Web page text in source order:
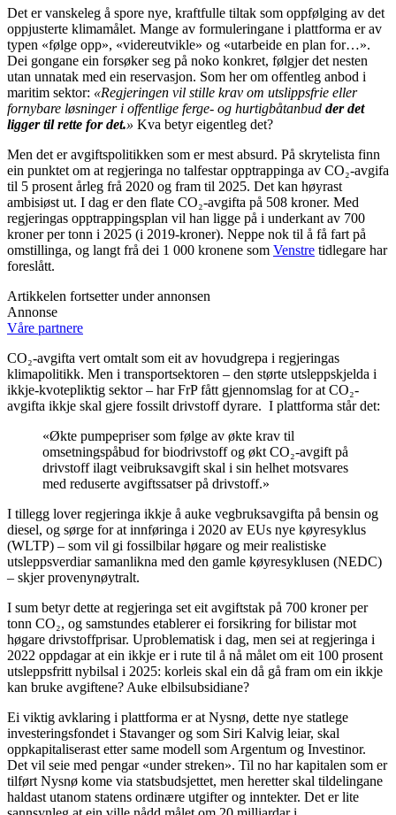
Det er vanskeleg å spore nye, kraftfulle tiltak som oppfølging av det
oppjusterte klimamålet. Mange av formuleringane i plattforma er av
typen «følge opp», «videreutvikle» og «utarbeide en plan for…».
Dei gongane ein forsøker seg på noko konkret, følgjer det nesten
utan unnatak med ein reservasjon. Som her om offentleg anbod i
maritim sektor: «Regjeringen vil stille krav om utslippsfrie eller
fornybare løsninger i offentlige ferge- og hurtigbåtanbud der det
ligger til rette for det.» Kva betyr eigentleg det?
Men det er avgiftspolitikken som er mest absurd. På skrytelista finn
ein punktet om at regjeringa no talfestar opptrappinga av CO₂-avgifa
til 5 prosent årleg frå 2020 og fram til 2025. Det kan høyrast
ambisiøst ut. I dag er den flate CO₂-avgifta på 508 kroner. Med
regjeringas opptrappingsplan vil han ligge på i underkant av 700
kroner per tonn i 2025 (i 2019-kroner). Neppe nok til å få fart på
omstillinga, og langt frå dei 1 000 kronene som Venstre tidlegare har
foreslått.
Artikkelen fortsetter under annonsen
Annonse
Våre partnere
CO₂-avgifta vert omtalt som eit av hovudgrepa i regjeringas
klimapolitikk. Men i transportsektoren – den størte utsleppskjelda i
ikkje-kvotepliktig sektor – har FrP fått gjennomslag for at CO₂-
avgifta ikkje skal gjere fossilt drivstoff dyrare. I plattforma står det:
«Økte pumpepriser som følge av økte krav til
omsetningspåbud for biodrivstoff og økt CO₂-avgift på
drivstoff ilagt veibruksavgift skal i sin helhet motsvares
med reduserte avgiftssatser på drivstoff.»
I tillegg lover regjeringa ikkje å auke vegbruksavgifta på bensin og
diesel, og sørge for at innføringa i 2020 av EUs nye køyresyklus
(WLTP) – som vil gi fossilbilar høgare og meir realistiske
utsleppsverdiar samanlikna med den gamle køyresyklusen (NEDC)
– skjer provenynøytralt.
I sum betyr dette at regjeringa set eit avgiftstak på 700 kroner per
tonn CO₂, og samstundes etablerer ei forsikring for bilistar mot
høgare drivstoffprisar. Uproblematisk i dag, men sei at regjeringa i
2022 oppdagar at ein ikkje er i rute til å nå målet om eit 100 prosent
utsleppsfritt nybilsal i 2025: korleis skal ein då gå fram om ein ikkje
kan bruke avgiftene? Auke elbilsubsidiane?
Ei viktig avklaring i plattforma er at Nysnø, dette nye statlege
investeringsfondet i Stavanger og som Siri Kalvig leiar, skal
oppkapitaliserast etter same modell som Argentum og Investinor.
Det vil seie med pengar «under streken». Til no har kapitalen som er
tilført Nysnø kome via statsbudsjettet, men heretter skal tildelingane
haldast utanom statens ordinære utgifter og inntekter. Det er lite